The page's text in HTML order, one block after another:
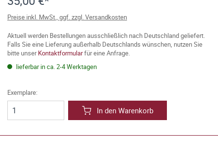
Preise inkl. MwSt., ggf. zzgl. Versandkosten
Aktuell werden Bestellungen ausschließlich nach Deutschland geliefert.
Falls Sie eine Lieferung außerhalb Deutschlands wünschen, nutzen Sie
bitte unserKontaktformularfür eine Anfrage.
lieferbar in ca. 2-4 Werktagen
Exemplare:
In den Warenkorb